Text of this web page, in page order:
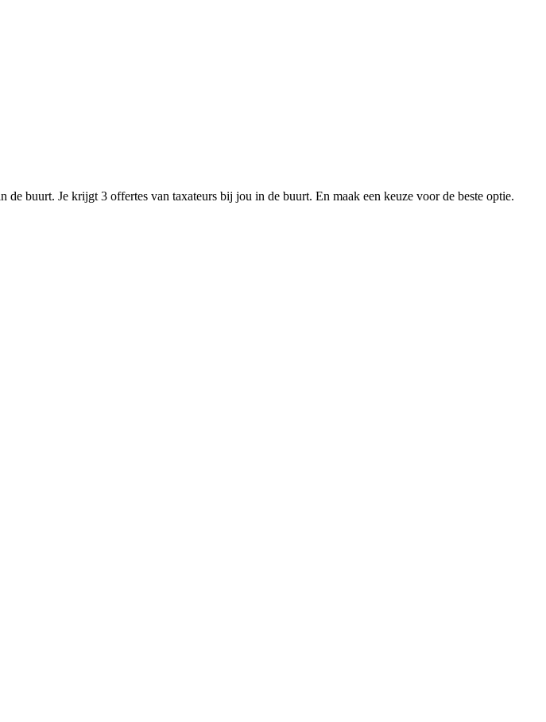
buurt. Je krijgt 3 offertes van taxateurs bij jou in de buurt. En maak een keuze voor de beste optie.